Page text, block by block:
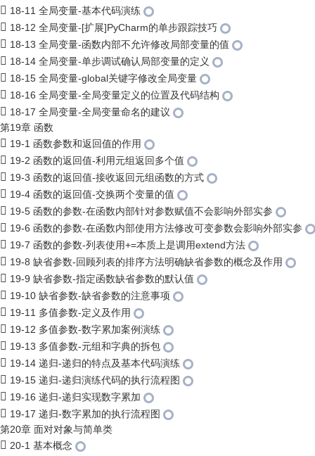
18-11 全局变量-基本代码演练
18-12 全局变量-[扩展]PyCharm的单步跟踪技巧
18-13 全局变量-函数内部不允许修改局部变量的值
18-14 全局变量-单步调试确认局部变量的定义
18-15 全局变量-global关键字修改全局变量
18-16 全局变量-全局变量定义的位置及代码结构
18-17 全局变量-全局变量命名的建议
第19章 函数
19-1 函数参数和返回值的作用
19-2 函数的返回值-利用元组返回多个值
19-3 函数的返回值-接收返回元组函数的方式
19-4 函数的返回值-交换两个变量的值
19-5 函数的参数-在函数内部针对参数赋值不会影响外部实参
19-6 函数的参数-在函数内部使用方法修改可变参数会影响外部实参
19-7 函数的参数-列表使用+=本质上是调用extend方法
19-8 缺省参数-回顾列表的排序方法明确缺省参数的概念及作用
19-9 缺省参数-指定函数缺省参数的默认值
19-10 缺省参数-缺省参数的注意事项
19-11 多值参数-定义及作用
19-12 多值参数-数字累加案例演练
19-13 多值参数-元组和字典的拆包
19-14 递归-递归的特点及基本代码演练
19-15 递归-递归演练代码的执行流程图
19-16 递归-递归实现数字累加
19-17 递归-数字累加的执行流程图
第20章 面对对象与简单类
20-1 基本概念